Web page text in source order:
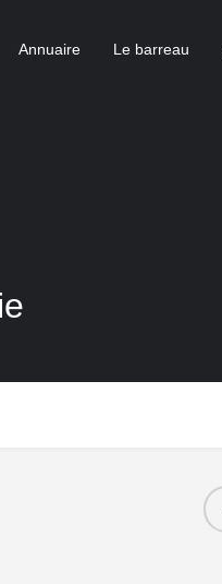
Annuaire Le barreau